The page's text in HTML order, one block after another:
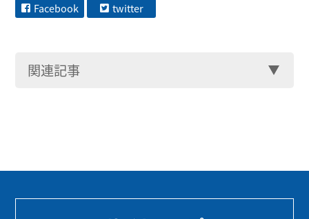
Facebook twitter
関連記事